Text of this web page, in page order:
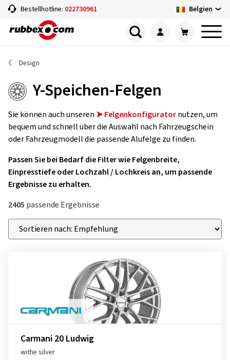
Bestellhotline: 022730961 Belgien
Design
Y-Speichen-Felgen
Sie können auch unseren ➤ Felgenkonfiguratornutzen, um
bequem und schnell über die Auswahl nach Fahrzeugschein
oder Fahrzeugmodell die passende Alufelge zu finden.
Passen Sie bei Bedarf die Filter wie Felgenbreite,
Einpresstiefe oder Lochzahl / Lochkreis an, um passende
Ergebnisse zu erhalten.
2405 passende Ergebnisse
Carmani 20 Ludwig
withe silver